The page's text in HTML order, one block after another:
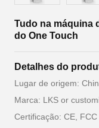
Tudo na máquina
do One Touch
Detalhes do
Lugar de origem:
Marca: LKS or
Certificação: CE, FCC